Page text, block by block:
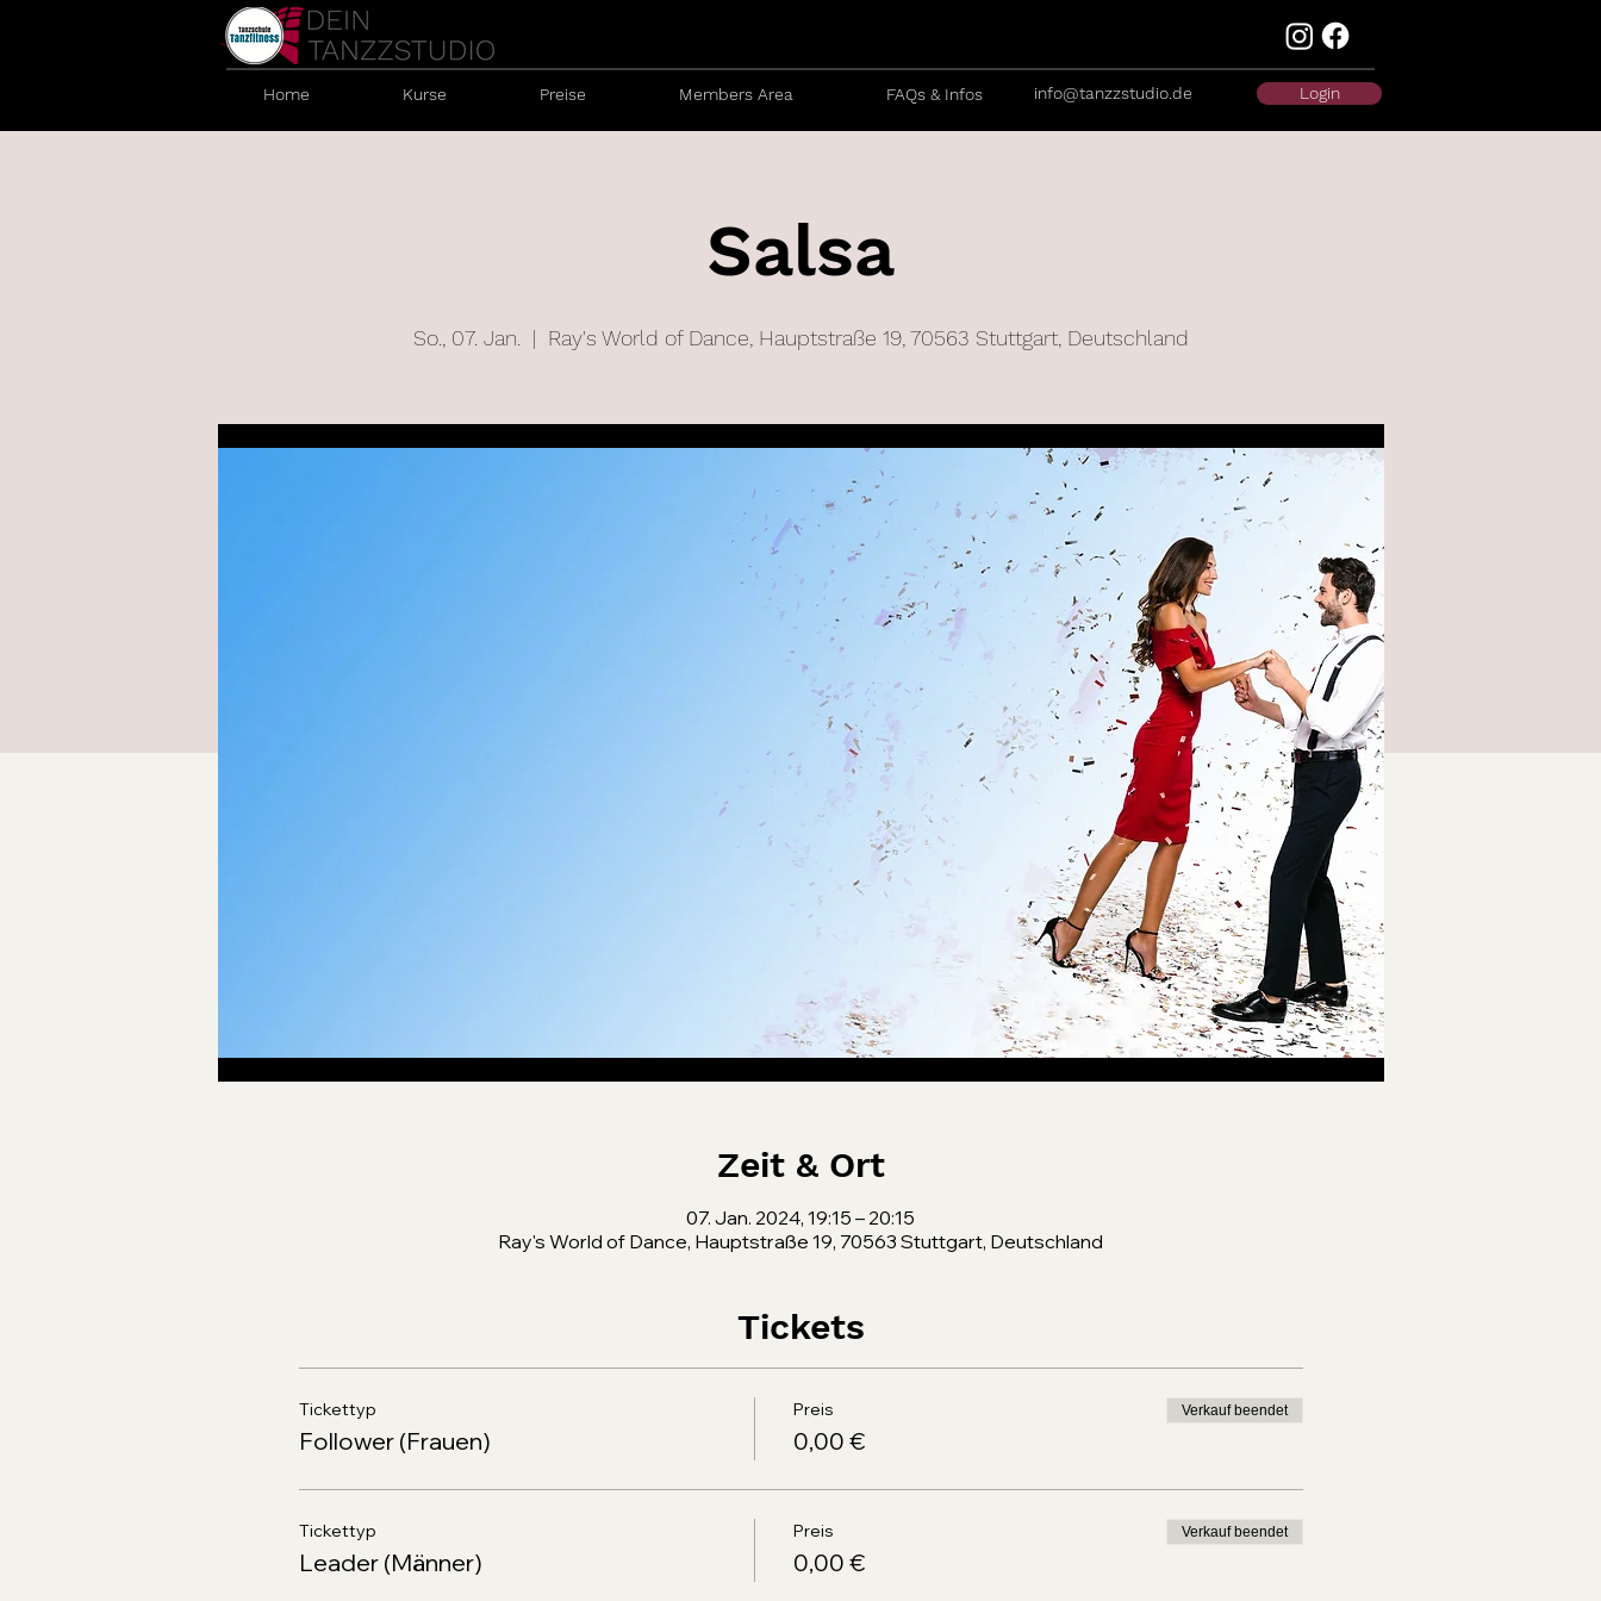
Home Kurse Preise Members Area FAQs & Infos Login
info@tanzzstudio.de
Salsa
So., 07. Jan.
  |
Ray's World of Dance, Hauptstraße 19, 70563 Stuttgart, Deutschland
Zeit & Ort
07. Jan. 2024, 19:15 – 20:15
Ray's World of Dance, Hauptstraße 19, 70563 Stuttgart, Deutschland
Tickets
Tickettyp
Follower (Frauen)
Preis
0,00 €
Verkauf beendet
Tickettyp
Leader (Männer)
Preis
0,00 €
Verkauf beendet